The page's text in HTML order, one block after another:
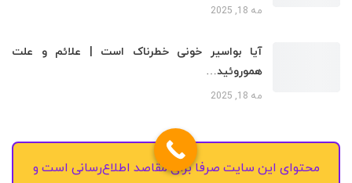
مه 18, 2025
آیا بواسیر خونی خطرناک است | علائم و علت
هموروئید…
مه 18, 2025
محتوای این سایت صرفا برای مقاصد اطلاع‌رسانی است و